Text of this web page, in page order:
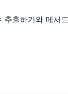
출하기와 메서